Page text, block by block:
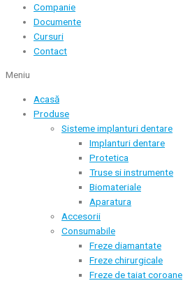
Companie
Documente
Cursuri
Contact
Meniu
Acasă
Produse
Sisteme implanturi dentare
Implanturi dentare
Protetica
Truse si instrumente
Biomateriale
Aparatura
Accesorii
Consumabile
Freze diamantate
Freze chirurgicale
Freze de taiat coroane